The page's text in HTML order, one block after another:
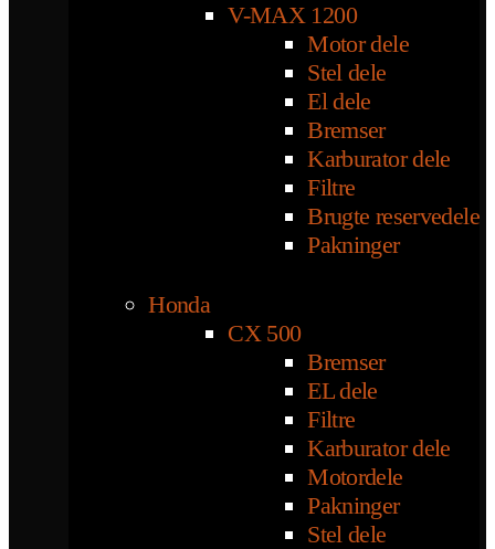
V-MAX 1200
Motor dele
Stel dele
El dele
Bremser
Karburator dele
Filtre
Brugte reservedele
Pakninger
Honda
CX 500
Bremser
EL dele
Filtre
Karburator dele
Motordele
Pakninger
Stel dele